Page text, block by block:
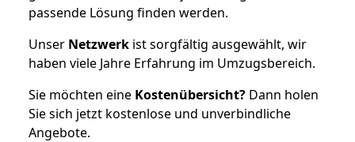
passende Lösung finden werden.
Unser Netzwerk ist sorgfältig ausgewählt, wir
haben viele Jahre Erfahrung im Umzugsbereich.
Sie möchten eine Kostenübersicht? Dann holen
Sie sich jetzt kostenlose und unverbindliche
Angebote.